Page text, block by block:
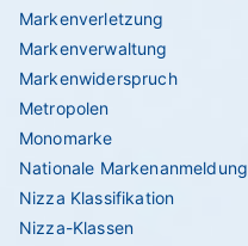
Markenverletzung
Markenverwaltung
Markenwiderspruch
Metropolen
Monomarke
Nationale Markenanmeldung
Nizza Klassifikation
Nizza-Klassen